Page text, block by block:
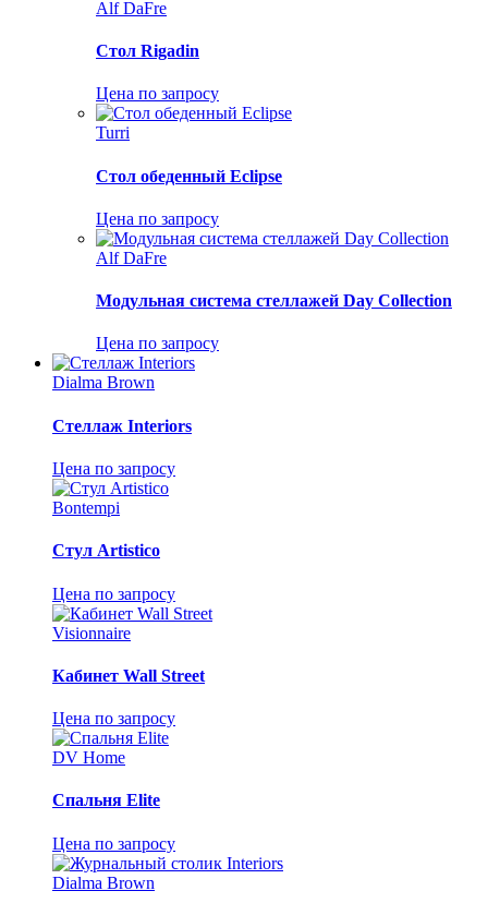
Alf DaFre
Стол Rigadin
Цена по запросу
Turri
Стол обеденный Eclipse
Цена по запросу
Alf DaFre
Модульная система стеллажей Day Collection
Цена по запросу
Dialma Brown
Стеллаж Interiors
Цена по запросу
Bontempi
Стул Artistico
Цена по запросу
Visionnaire
Кабинет Wall Street
Цена по запросу
DV Home
Спальня Elite
Цена по запросу
Dialma Brown